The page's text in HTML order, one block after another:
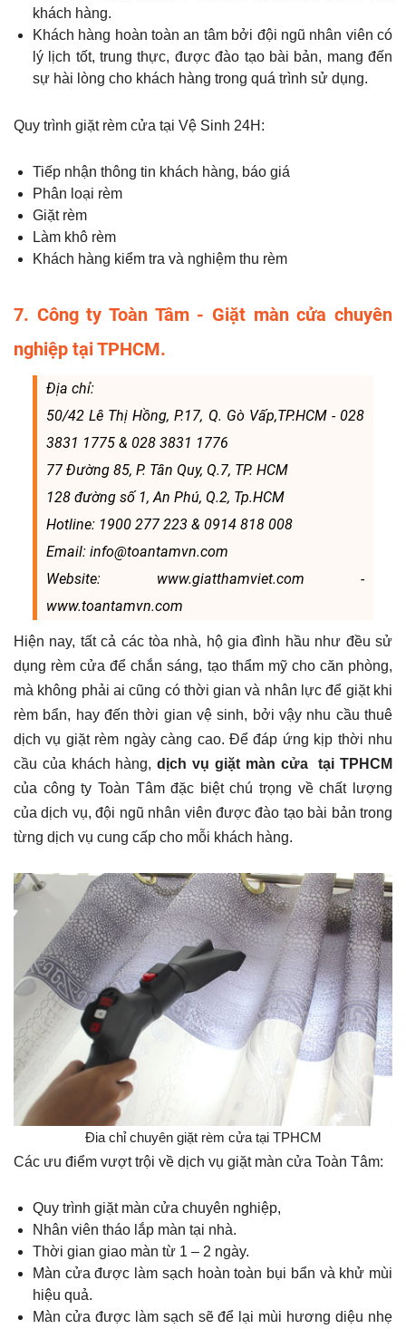
khách hàng.
Khách hàng hoàn toàn an tâm bởi đội ngũ nhân viên có
lý lịch tốt, trung thực, được đào tạo bài bản, mang đến
sự hài lòng cho khách hàng trong quá trình sử dụng.
Quy trình giặt rèm cửa tại Vệ Sinh 24H:
Tiếp nhận thông tin khách hàng, báo giá
Phân loại rèm
Giặt rèm
Làm khô rèm
Khách hàng kiểm tra và nghiệm thu rèm
7. Công ty Toàn Tâm - Giặt màn cửa chuyên
nghiệp tại TPHCM.
Địa chỉ:
50/42 Lê Thị Hồng, P.17, Q. Gò Vấp,TP.HCM - 028
3831 1775 & 028 3831 1776
77 Đường 85, P. Tân Quy, Q.7, TP. HCM
128 đường số 1, An Phú, Q.2, Tp.HCM
Hotline: 1900 277 223 & 0914 818 008
Email: info@toantamvn.com
Website: www.giatthamviet.com -
www.toantamvn.com
Hiện nay, tất cả các tòa nhà, hộ gia đình hầu như đều sử
dụng rèm cửa để chắn sáng, tạo thẩm mỹ cho căn phòng,
mà không phải ai cũng có thời gian và nhân lực để giặt khi
rèm bẩn, hay đến thời gian vệ sinh, bởi vậy nhu cầu thuê
dịch vụ giặt rèm ngày càng cao. Để đáp ứng kịp thời nhu
cầu của khách hàng,dịch vụ giặt màn cửa tại TPHCM
của công ty Toàn Tâm đặc biệt chú trọng về chất lượng
của dịch vụ, đội ngũ nhân viên được đào tạo bài bản trong
từng dịch vụ cung cấp cho mỗi khách hàng.
Đia chỉ chuyên giặt rèm cửa tại TPHCM
Các ưu điểm vượt trội về dịch vụ giặt màn cửa Toàn Tâm:
Quy trình giặt màn cửa chuyên nghiệp,
Nhân viên tháo lắp màn tại nhà.
Thời gian giao màn từ 1 – 2 ngày.
Màn cửa được làm sạch hoàn toàn bụi bẩn và khử mùi
hiệu quả.
Màn cửa được làm sạch sẽ để lại mùi hương diệu nhẹ